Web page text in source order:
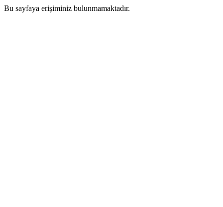
Bu sayfaya erişiminiz bulunmamaktadır.